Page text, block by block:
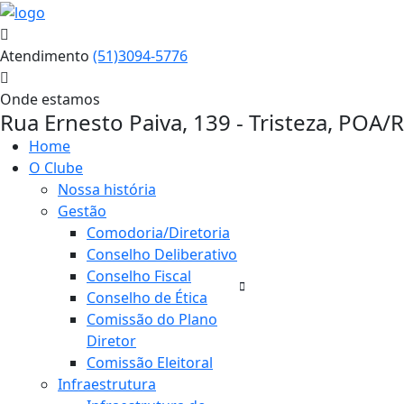
Atendimento (51)3094-5776
Onde estamos
Rua Ernesto Paiva, 139 - Tristeza, POA/
Home
O Clube
Nossa história
Gestão
Comodoria/Diretoria
Conselho Deliberativo
Conselho Fiscal
Conselho de Ética
Comissão do Plano
Diretor
Comissão Eleitoral
Infraestrutura